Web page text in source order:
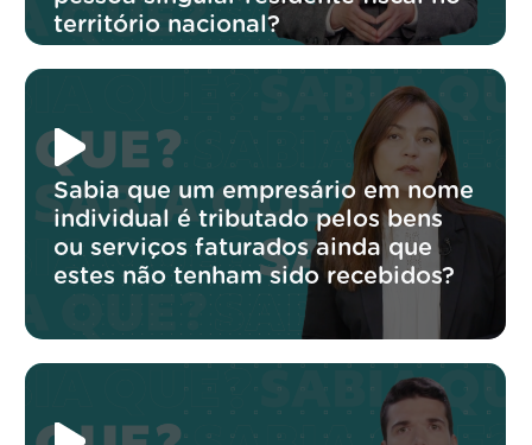
território nacional?
Sabia que um empresário em nome
individual é tributado pelos bens
ou serviços faturados ainda que
estes não tenham sido recebidos?